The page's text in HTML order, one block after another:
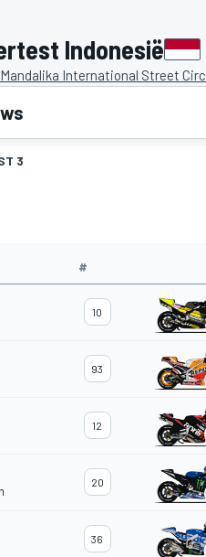
door
Indonesië
Mandalika International Street
3
#
10
93
12
20
36